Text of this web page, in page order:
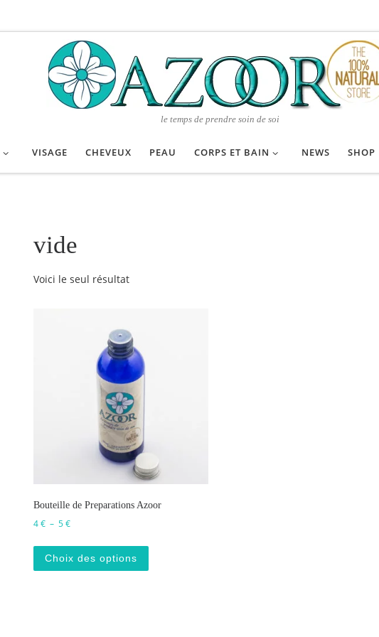
le temps de prendre soin de soi
VISAGE CHEVEUX PEAU CORPS ET BAIN NEWS SHOP
vide
Voici le seul résultat
Bouteille de Preparations Azoor
4€ – 5€Plage de prix : 4 € à 5 €
Choix des options